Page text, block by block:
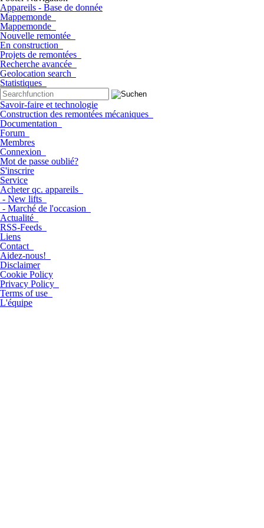
Appareils - Base de donnée
Mappemonde
Mappemonde
Nouvelle remontée
En construction
Projets de remontées
Recherche avancée
Geolocation search
Statistiques
Savoir-faire et technologie
Construction des remontées mécaniques
Documentation
Forum
Membres
Connexion
Mot de passe oublié?
S'inscrire
Service
Acheter qc. appareils
- New lifts
- Marché de l'occasion
Actualité
RSS-Feeds
Liens
Contact
Aidez-nous!
Disclaimer
Cookie Policy
Privacy Policy
Terms of use
L'équipe